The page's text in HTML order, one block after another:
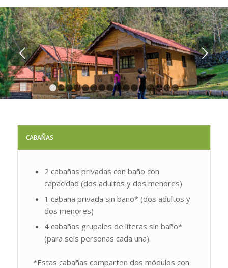
Next
1 2 3 4 5 6 7 8 9 101112131415
CABAÑAS
2 cabañas privadas con baño con
capacidad (dos adultos y dos menores)
1 cabaña privada sin baño* (dos adultos y
dos menores)
4 cabañas grupales de literas sin baño*
(para seis personas cada una)
*Estas cabañas comparten dos módulos con